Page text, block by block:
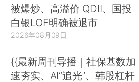
被爆炒、高溢价 QDII、国投
白银LOF明确被退市
2026年08月09日
{{最新周刊导播｜社保基数加
速夯实、AI“追光”、韩股杠杆